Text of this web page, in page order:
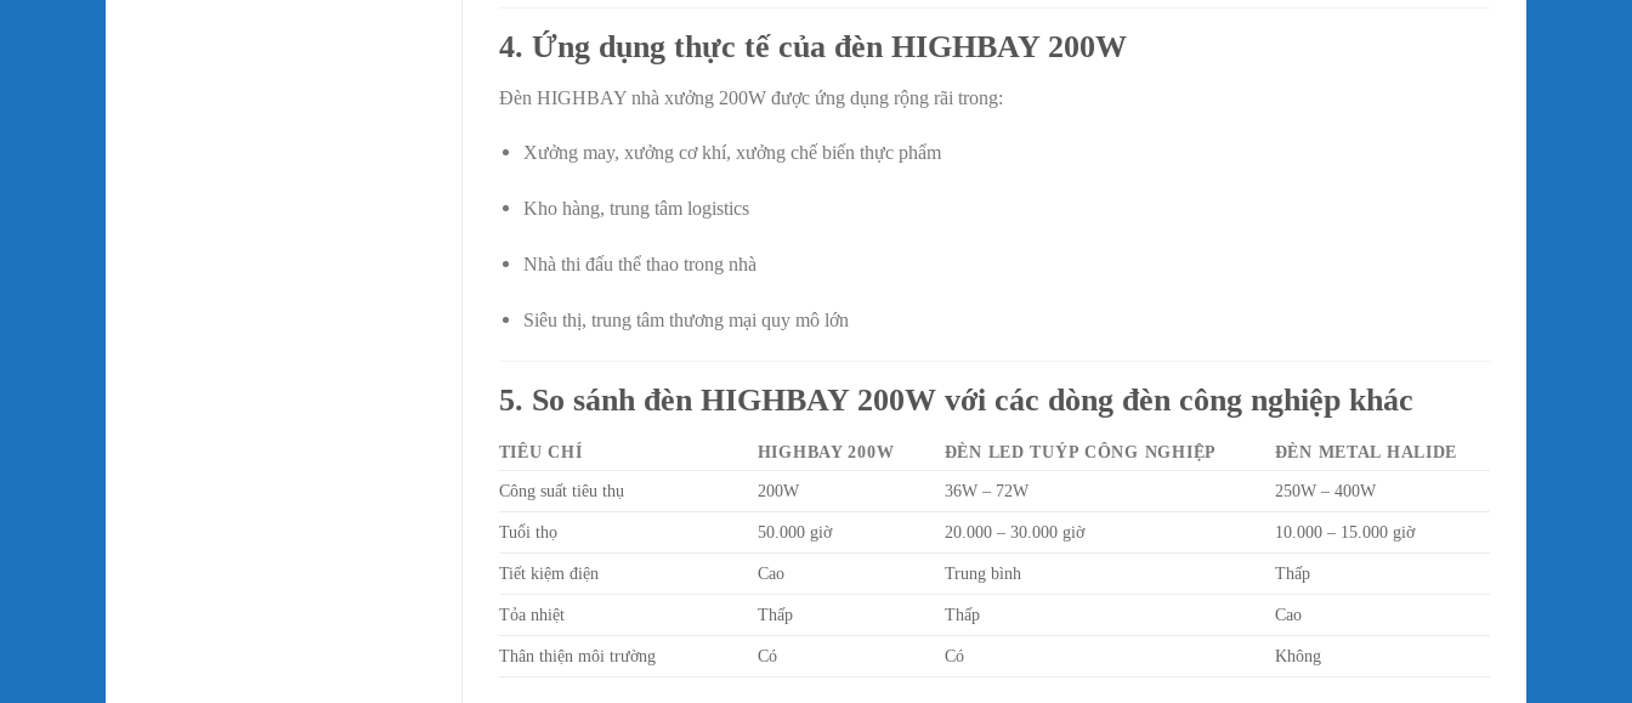
4. Ứng dụng thực tế của đèn HIGHBAY 200W
Đèn HIGHBAY nhà xưởng 200W được ứng dụng rộng rãi trong:
Xưởng may, xưởng cơ khí, xưởng chế biến thực phẩm
Kho hàng, trung tâm logistics
Nhà thi đấu thể thao trong nhà
Siêu thị, trung tâm thương mại quy mô lớn
5. So sánh đèn HIGHBAY 200W với các dòng đèn công nghiệp khác
TIÊU CHÍ HIGHBAY 200W ĐÈN LED TUÝP CÔNG NGHIỆP
ĐÈN METAL HALIDE
Công suất tiêu thụ
200W 36W – 72W 250W – 400W
Tuổi thọ 50.000 giờ 20.000 – 30.000 giờ 10.000 – 15.000 giờ
Tiết kiệm điện Cao Trung bình Thấp
Tỏa nhiệt Thấp Thấp Cao
Thân thiện môi trường Có Có Không